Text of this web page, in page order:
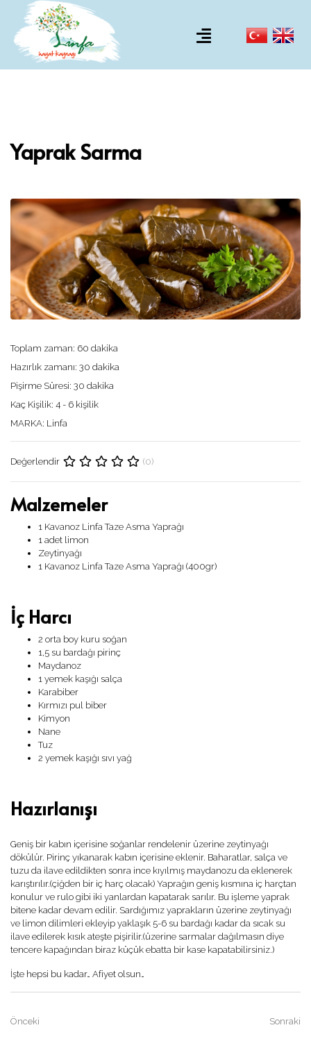
Yaprak Sarma
Toplam zaman: 60 dakika
Hazırlık zamanı: 30 dakika
Pişirme Süresi: 30 dakika
Kaç Kişilik: 4 - 6 kişilik
MARKA: Linfa
Değerlendir (0)
Malzemeler
1 Kavanoz Linfa Taze Asma Yaprağı
1 adet limon
Zeytinyağı
1 Kavanoz Linfa Taze Asma Yaprağı (400gr)
İç Harcı
2 orta boy kuru soğan
1,5 su bardağı pirinç
Maydanoz
1 yemek kaşığı salça
Karabiber
Kırmızı pul biber
Kimyon
Nane
Tuz
2 yemek kaşığı sıvı yağ
Hazırlanışı
Geniş bir kabın içerisine soğanlar rendelenir üzerine zeytinyağı
dökülür. Pirinç yıkanarak kabın içerisine eklenir. Baharatlar, salça ve
tuzu da ilave edildikten sonra ince kıyılmış maydanozu da eklenerek
karıştırılır.(çiğden bir iç harç olacak) Yaprağın geniş kısmına iç harçtan
konulur ve rulo gibi iki yanlardan kapatarak sarılır. Bu işleme yaprak
bitene kadar devam edilir. Sardığımız yaprakların üzerine zeytinyağı
ve limon dilimleri ekleyip yaklaşık 5-6 su bardağı kadar da sıcak su
ilave edilerek kısık ateşte pişirilir.(üzerine sarmalar dağılmasın diye
tencere kapağından biraz küçük ebatta bir kase kapatabilirsiniz.)
İşte hepsi bu kadar… Afiyet olsun…
Önceki Sonraki